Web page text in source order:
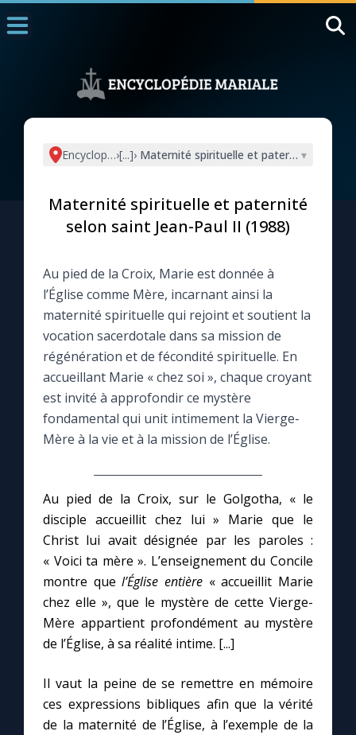
L'actualité de la semaine
La newsletter
La vidéo de la semaine
Le compte Tiktok
Le magazine
Questions-réponses
Prier au quotidien
Avec Thérèse de Lisieux
Les premiers samedis du mois
Encyclopédie mariale
›[...]› Maternité spirituelle et paternité selon
▾
Maternité spirituelle et paternité
selon saint Jean-Paul II (1988)
Au pied de la Croix, Marie est donnée à
l’Église comme Mère, incarnant ainsi la
maternité spirituelle qui rejoint et soutient la
vocation sacerdotale dans sa mission de
régénération et de fécondité spirituelle. En
accueillant Marie « chez soi », chaque croyant
est invité à approfondir ce mystère
fondamental qui unit intimement la Vierge-
Mère à la vie et à la mission de l’Église.
Au pied de la Croix, sur le Golgotha, « le
disciple accueillit chez lui » Marie que le
Christ lui avait désignée par les paroles :
« Voici ta mère ». L’enseignement du Concile
montre quel’Église entière « accueillit Marie
chez elle », que le mystère de cette Vierge-
Mère appartient profondément au mystère
de l’Église, à sa réalité intime. [...]
Il vaut la peine de se remettre en mémoire
ces expressions bibliques afin que la vérité
de la maternité de l’Église, à l’exemple de la